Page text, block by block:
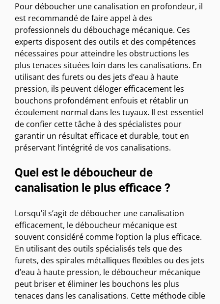
Pour déboucher une canalisation en profondeur, il
est recommandé de faire appel à des
professionnels du débouchage mécanique. Ces
experts disposent des outils et des compétences
nécessaires pour atteindre les obstructions les
plus tenaces situées loin dans les canalisations. En
utilisant des furets ou des jets d’eau à haute
pression, ils peuvent déloger efficacement les
bouchons profondément enfouis et rétablir un
écoulement normal dans les tuyaux. Il est essentiel
de confier cette tâche à des spécialistes pour
garantir un résultat efficace et durable, tout en
préservant l’intégrité de vos canalisations.
Quel est le déboucheur de
canalisation le plus efficace ?
Lorsqu’il s’agit de déboucher une canalisation
efficacement, le déboucheur mécanique est
souvent considéré comme l’option la plus efficace.
En utilisant des outils spécialisés tels que des
furets, des spirales métalliques flexibles ou des jets
d’eau à haute pression, le déboucheur mécanique
peut briser et éliminer les bouchons les plus
tenaces dans les canalisations. Cette méthode cible